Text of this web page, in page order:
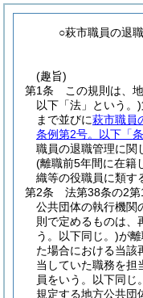
○萩市職員の退
(趣旨)
第1条
この規則は、
以下「法」という。)
まで並びに萩市職員
条例第2号。以下「
職員の退職管理に関
(離職前5年間に在籍
織等の役職員に類す
第2条
法第38条の2
公共団体の執行機関
則で定めるものは、
う。以下同じ。)が
た場合における当該
当していた職務を担
員をいう。以下同じ
規定する地方公共団